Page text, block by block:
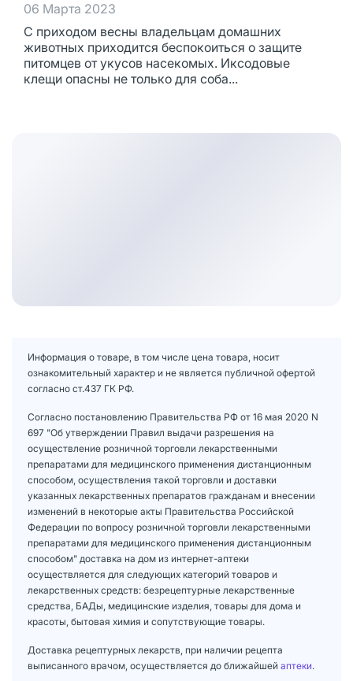
06 Марта 2023
С приходом весны владельцам домашних
животных приходится беспокоиться о защите
питомцев от укусов насекомых. Иксодовые
клещи опасны не только для соба...
Информация о товаре, в том числе цена товара, носит
ознакомительный характер и не является публичной офертой
согласно ст.437 ГК РФ.
Согласно постановлению Правительства РФ от 16 мая 2020 N
697 "Об утверждении Правил выдачи разрешения на
осуществление розничной торговли лекарственными
препаратами для медицинского применения дистанционным
способом, осуществления такой торговли и доставки
указанных лекарственных препаратов гражданам и внесении
изменений в некоторые акты Правительства Российской
Федерации по вопросу розничной торговли лекарственными
препаратами для медицинского применения дистанционным
способом" доставка на дом из интернет-аптеки
осуществляется для следующих категорий товаров и
лекарственных средств: безрецептурные лекарственные
средства, БАДы, медицинские изделия, товары для дома и
красоты, бытовая химия и сопутствующие товары.
Доставка рецептурных лекарств, при наличии рецепта
выписанного врачом, осуществляется до ближайшей аптеки.